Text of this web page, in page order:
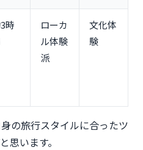
時
ローカ
ル体験
派
文化体
験
の旅行スタイルに合ったツ
思います。